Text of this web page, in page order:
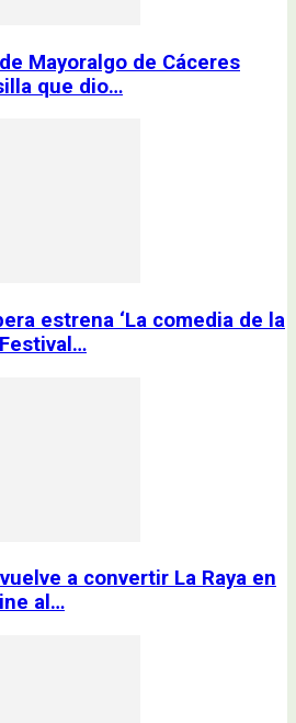
Mayoralgo de Cáceres
que dio…
estrena ‘La comedia de la
a convertir La Raya en
al…